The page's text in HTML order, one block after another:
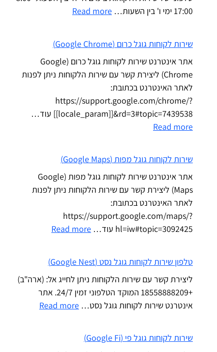
17:00 ימי ו' בין השעות…
Read more
שירות לקוחות גוגל כרום (Google Chrome)
אתר אינטרנט שירות לקוחות גוגל כרום (Google
Chrome) ליצירת קשר עם שירות הלקוחות ניתן לפנות
לאתר האינטרנט בכתובת:
https://support.google.com/chrome/?
[[locale_param]]&rd=3#topic=7439538 עוד…
Read more
שירות לקוחות גוגל מפות (Google Maps)
אתר אינטרנט שירות לקוחות גוגל מפות (Google
Maps) ליצירת קשר עם שירות הלקוחות ניתן לפנות
לאתר האינטרנט בכתובת:
https://support.google.com/maps/?
hl=iw#topic=3092425 עוד…
Read more
טלפון שירות לקוחות גוגל נסט (Google Nest)
ליצירת קשר עם שירות הלקוחות ניתן לחייג אל: (ארה"ב)
+18558888209 המוקד הטלפוני זמין 24/7. אתר
אינטרנט שירות לקוחות גוגל נסט… Read more
שירות לקוחות גוגל פי (Google Fi)